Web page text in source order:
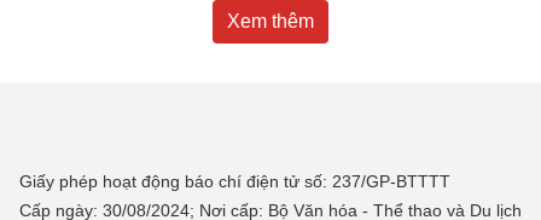
Xem thêm
Giấy phép hoạt động báo chí điện tử số: 237/GP-BTTTT
Cấp ngày: 30/08/2024; Nơi cấp: Bộ Văn hóa - Thể thao và Du lịch